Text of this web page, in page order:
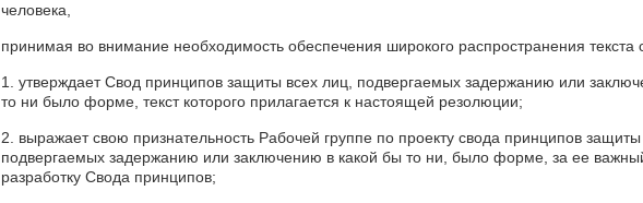
человека,
принимая во внимание необходимость обеспечения широкого распространения текста
1. утверждает Свод принципов защиты всех лиц, подвергаемых задержанию или
то ни было форме, текст которого прилагается к настоящей резолюции;
2. выражает свою признательность Рабочей группе по проекту свода принципов защиты
подвергаемых задержанию или заключению в какой бы то ни, было форме, за ее
разработку Свода принципов;